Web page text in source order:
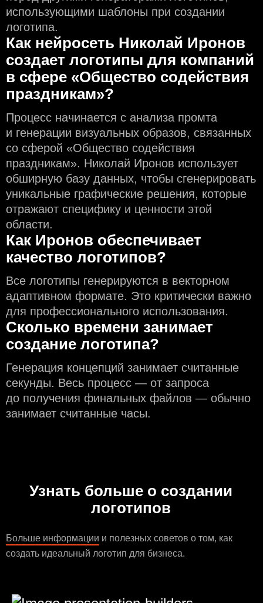
использующими шаблоны при создании
логотипа.
Как нейросеть Николай Иронов
создаeт логотипы для компаний
в сфере «Общество содействия
праздникам»?
Процесс начинается с анализа промта
и генерации визуальных образов, связанных
со сферой «Общество содействия
праздникам». Николай Иронов использует
обширную базу данных, чтобы сгенерировать
уникальные графические решения, которые
отражают специфику и ценности этой
области.
Как Иронов обеспечивает
качество логотипов?
Все логотипы генерируются в векторном
адаптивном формате. Это критически важно
для профессионального использования.
Сколько времени занимает
создание логотипа?
Генерация концепций занимает считанные
секунды. Весь процесс — от запроса
до получения финальных файлов — обычно
занимает считанные часы.
Узнать больше о создании
логотипов
Больше информации и полезных советов о том, как
создать идеальный логотип для бизнеса.